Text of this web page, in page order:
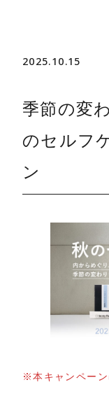
2025.10.15
季節の変
のセルフ
ン
※本キャンペー